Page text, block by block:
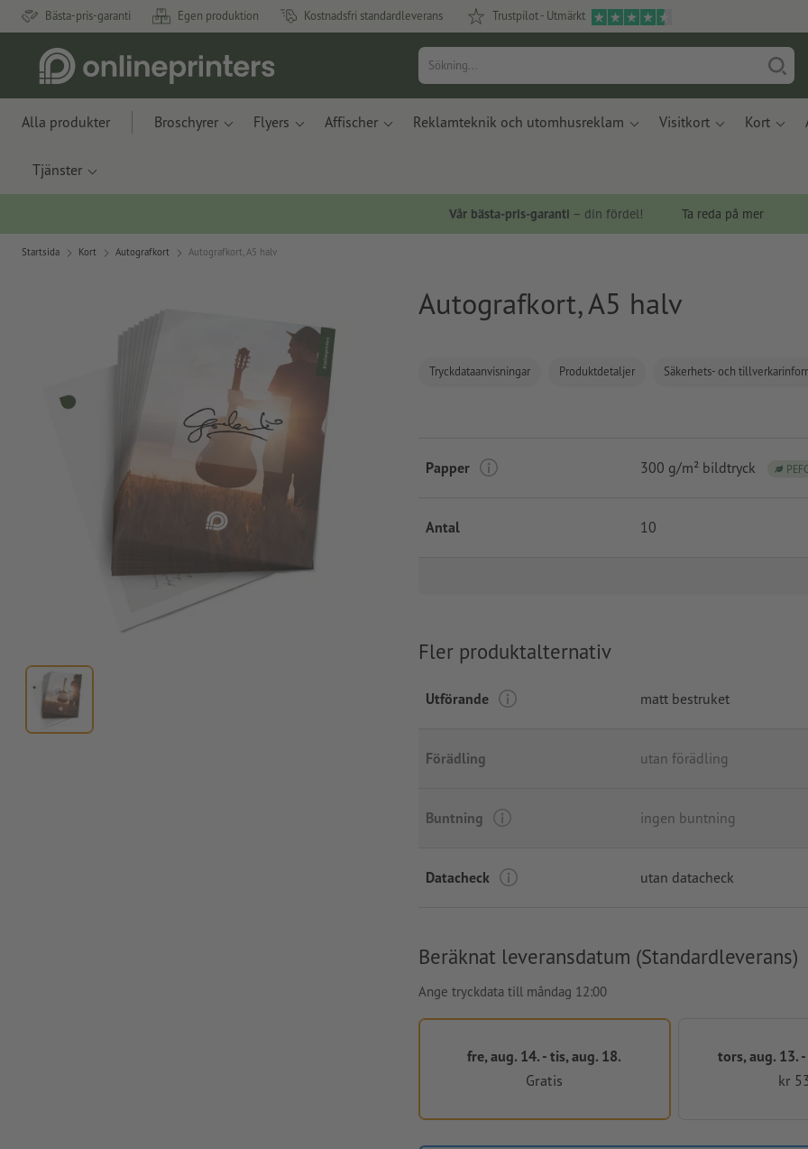
Bästa-pris-garanti Egen produktion Kostnadsfri standardleverans Trustpilot - Utmärkt
Alla produkter Broschyrer Flyers Affischer Reklamteknik och utomhusreklam Visitkort Kort
Tjänster
Vår bästa-pris-garanti – din fördel! Ta reda på mer
Startsida Kort Autografkort Autografkort, A5 halv
Autografkort, A5 halv
Tryckdataanvisningar Produktdetaljer Säkerhets- och
Papper 300 g/m² bildtryck PEFC
Antal 10
Fler produktalternativ
Utförande matt bestruket
Förädling utan förädling
Buntning ingen buntning
Datacheck utan datacheck
Beräknat leveransdatum (Standardleverans)
Ange tryckdata till måndag 12:00
fre, aug. 14. - tis, aug. 18.
Gratis
tors, aug. 13.
kr